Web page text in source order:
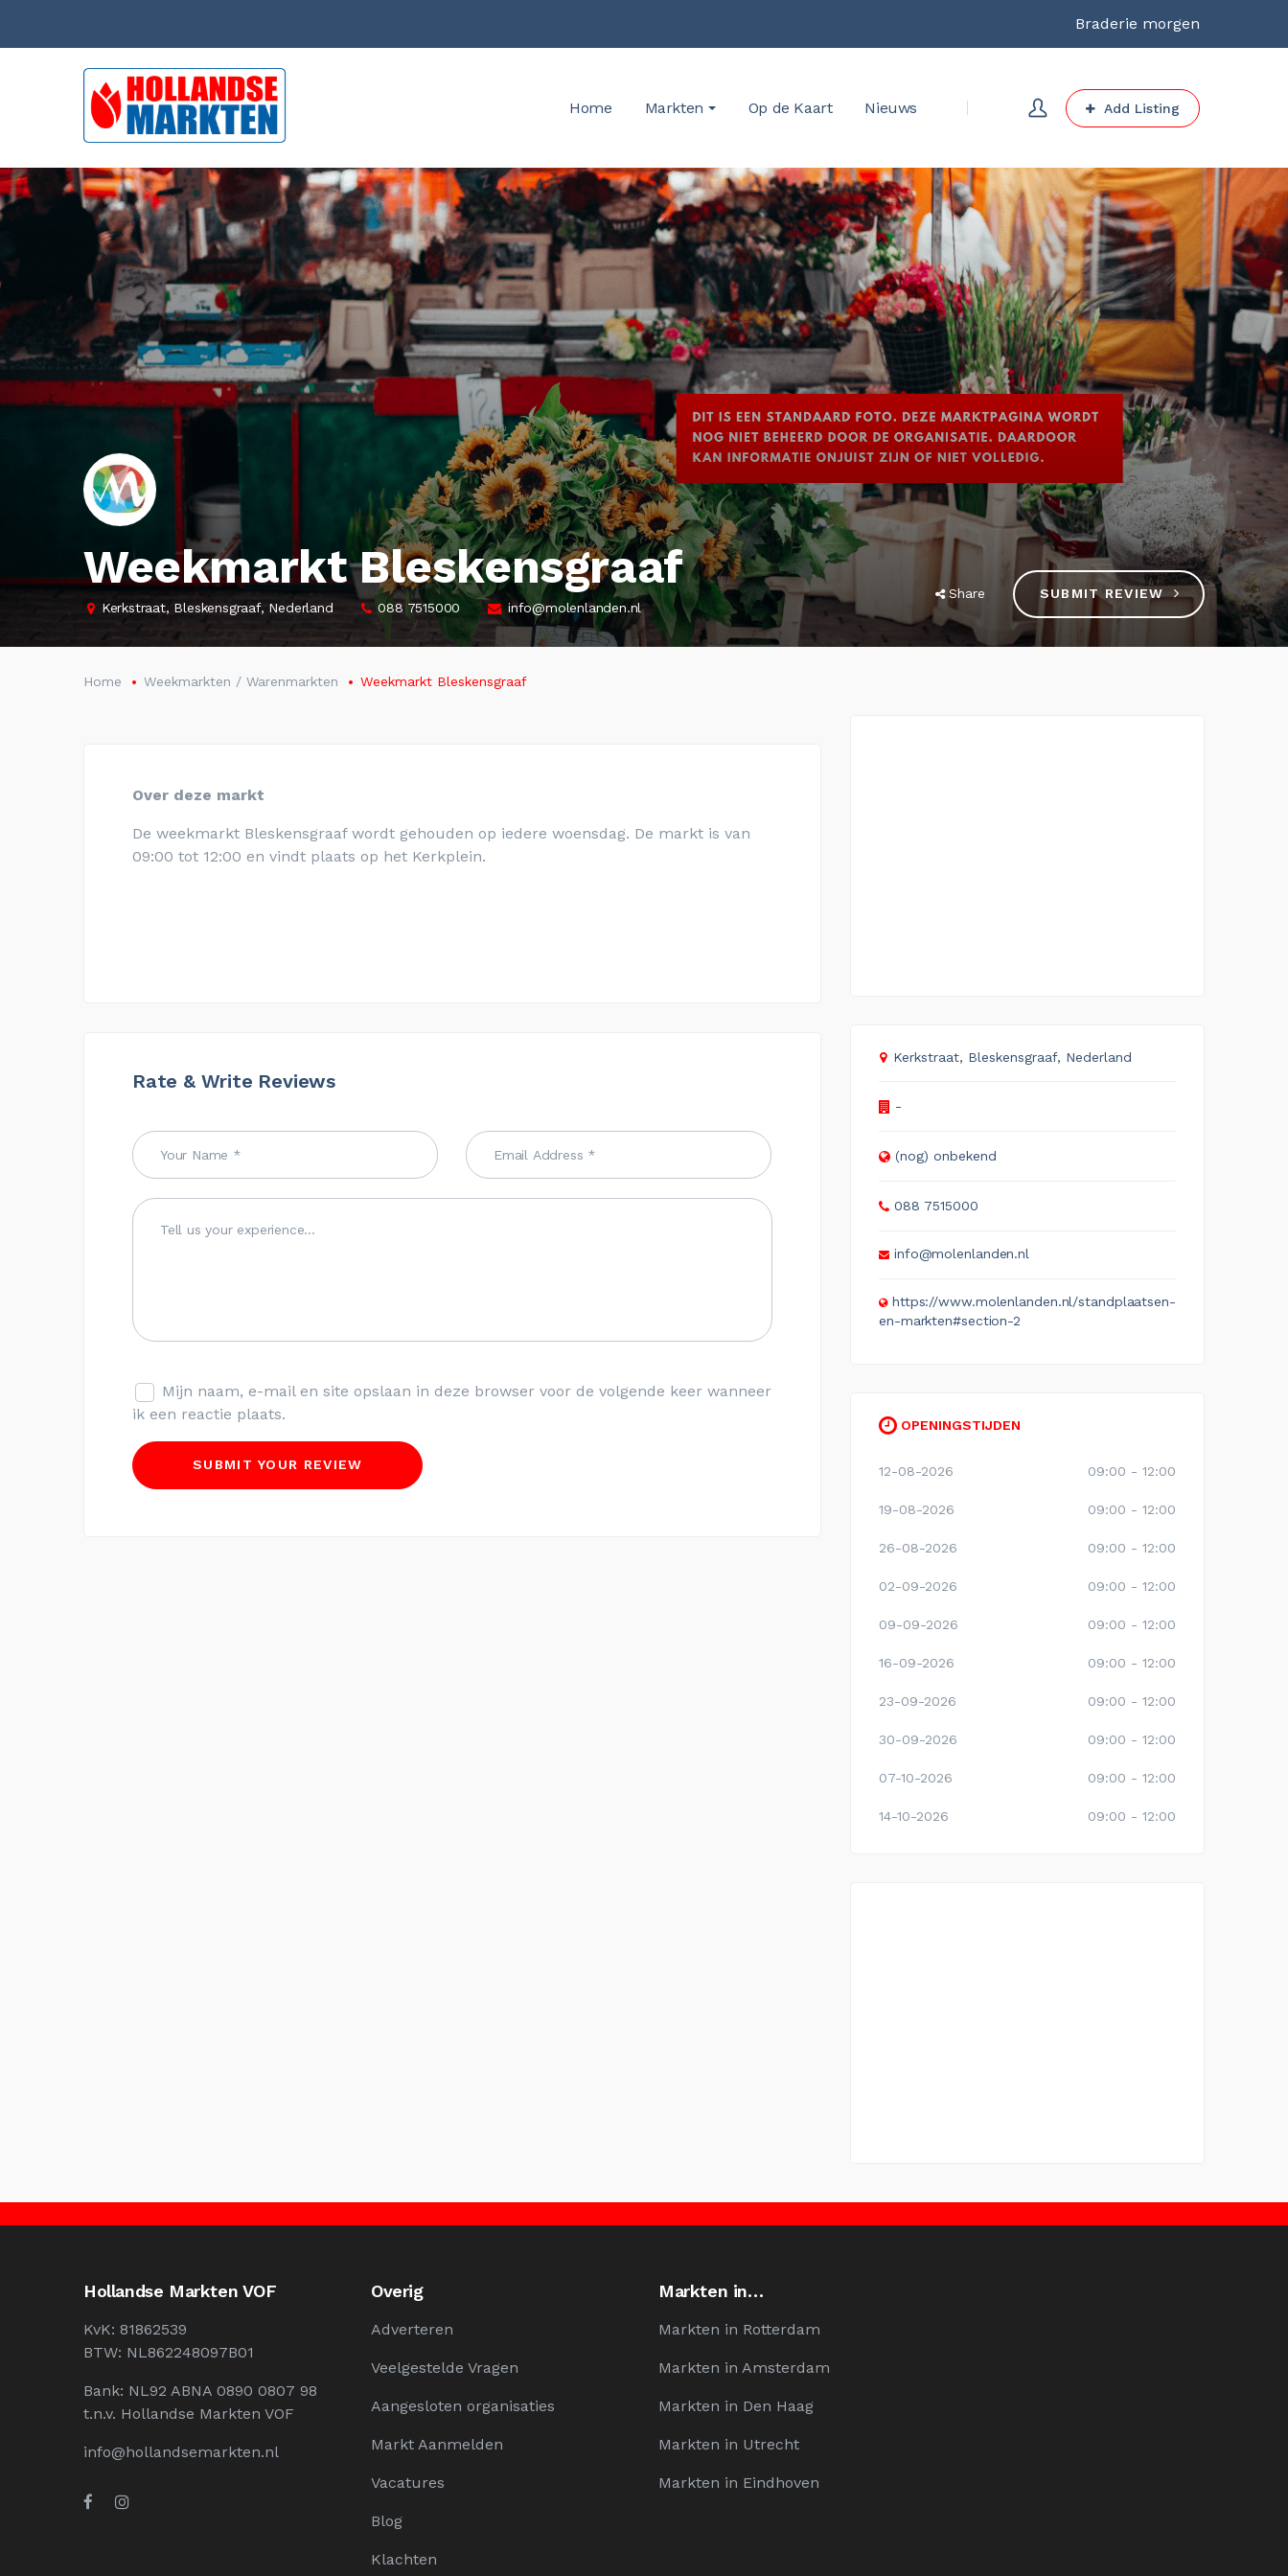
Braderie morgen
Home Markten Op de Kaart Nieuws Add Listing
Weekmarkt Bleskensgraaf
Kerkstraat, Bleskensgraaf, Nederland 088 7515000 info@molenlanden.nl
Share SUBMIT REVIEW
Home Weekmarkten / Warenmarkten Weekmarkt Bleskensgraaf
Over deze markt
De weekmarkt Bleskensgraaf wordt gehouden op iedere woensdag. De markt is van
09:00 tot 12:00 en vindt plaats op het Kerkplein.
Rate & Write Reviews
Mijn naam, e-mail en site opslaan in deze browser voor de volgende keer wanneer
ik een reactie plaats.
Kerkstraat, Bleskensgraaf, Nederland
-
(nog) onbekend
088 7515000
info@molenlanden.nl
https://www.molenlanden.nl/standplaatsen-
en-markten#section-2
OPENINGSTIJDEN
12-08-2026 09:00 - 12:00
19-08-2026 09:00 - 12:00
26-08-2026 09:00 - 12:00
02-09-2026 09:00 - 12:00
09-09-2026 09:00 - 12:00
16-09-2026 09:00 - 12:00
23-09-2026 09:00 - 12:00
30-09-2026 09:00 - 12:00
07-10-2026 09:00 - 12:00
14-10-2026 09:00 - 12:00
Hollandse Markten VOF
KvK: 81862539
BTW: NL862248097B01
Bank: NL92 ABNA 0890 0807 98
t.n.v. Hollandse Markten VOF
info@hollandsemarkten.nl
Overig
Adverteren
Veelgestelde Vragen
Aangesloten organisaties
Markt Aanmelden
Vacatures
Blog
Klachten
Markten in…
Markten in Rotterdam
Markten in Amsterdam
Markten in Den Haag
Markten in Utrecht
Markten in Eindhoven